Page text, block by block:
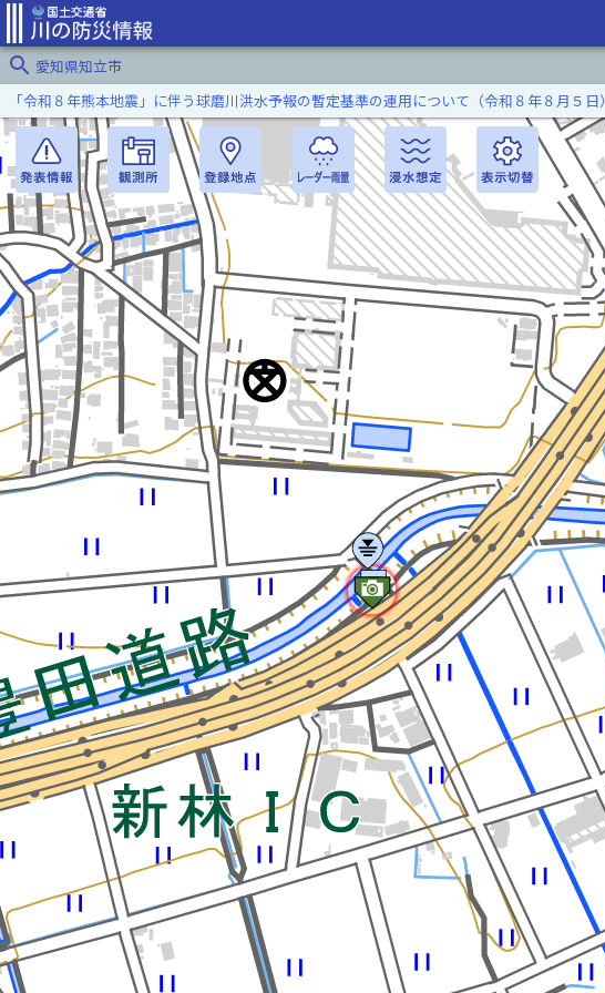
search 愛知県知立市
「令和８年熊本地震」に伴う球磨川洪水予報の暫定基準の運用について（令和８年８月５日）